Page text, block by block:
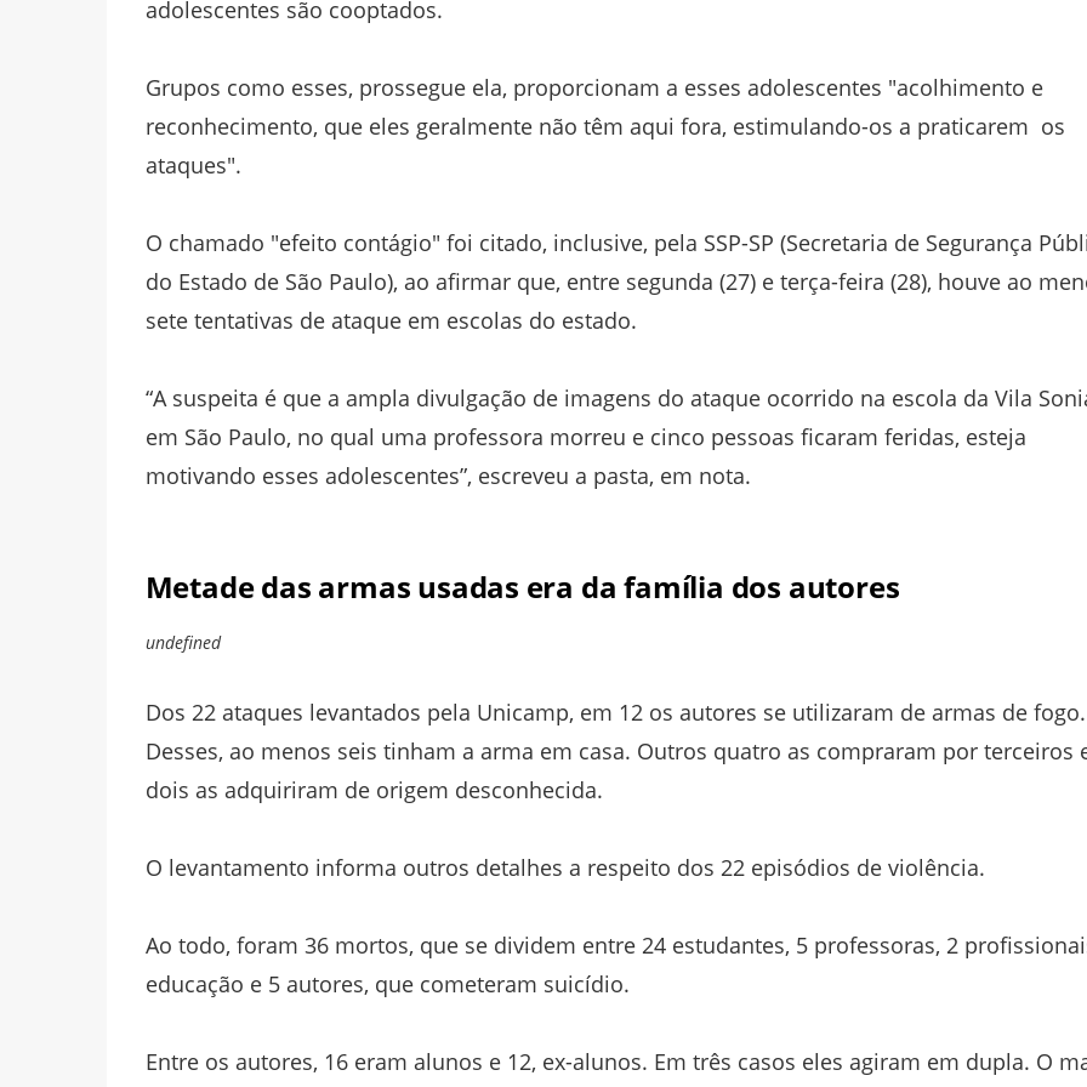
adolescentes são cooptados.
Grupos como esses, prossegue ela, proporcionam a esses adolescentes "acolhimento e
reconhecimento, que eles geralmente não têm aqui fora, estimulando-os a praticarem os
ataques".
O chamado "efeito contágio" foi citado, inclusive, pela SSP-SP (Secretaria de Segurança
do Estado de São Paulo), ao afirmar que, entre segunda (27) e terça-feira (28), houve ao
sete tentativas de ataque em escolas do estado.
“A suspeita é que a ampla divulgação de imagens do ataque ocorrido na escola da Vila
em São Paulo, no qual uma professora morreu e cinco pessoas ficaram feridas, esteja
motivando esses adolescentes”, escreveu a pasta, em nota.
Metade das armas usadas era da família dos autores
undefined
Dos 22 ataques levantados pela Unicamp, em 12 os autores se utilizaram de armas de fogo.
Desses, ao menos seis tinham a arma em casa. Outros quatro as compraram por terceiros
dois as adquiriram de origem desconhecida.
O levantamento informa outros detalhes a respeito dos 22 episódios de violência.
Ao todo, foram 36 mortos, que se dividem entre 24 estudantes, 5 professoras, 2
educação e 5 autores, que cometeram suicídio.
Entre os autores, 16 eram alunos e 12, ex-alunos. Em três casos eles agiram em dupla. O